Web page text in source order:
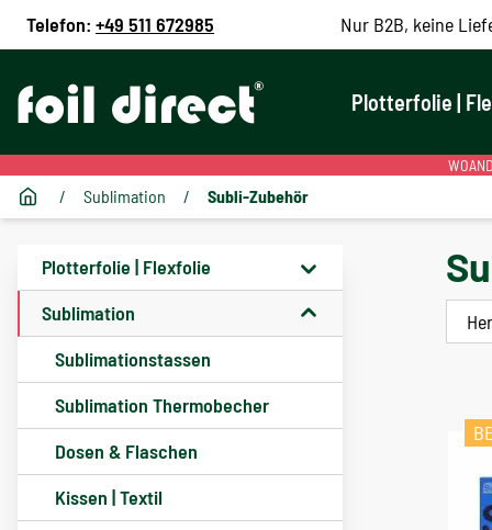
Telefon: +49 511 672985 Nur B2B, keine
Plotterfolie |
/ Sublimation / Subli-Zubehör
Plotterfolie | Flexfolie
Sublimation
Sublimationstassen
Sublimation Thermobecher
Dosen & Flaschen
Kissen | Textil